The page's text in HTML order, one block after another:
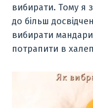
вибирати. Тому я
до більш
вибирати
потрапити в